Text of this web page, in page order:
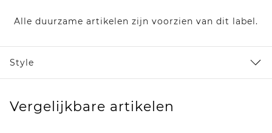
Alle duurzame artikelen zijn voorzien van dit label.
Style
Vergelijkbare artikelen